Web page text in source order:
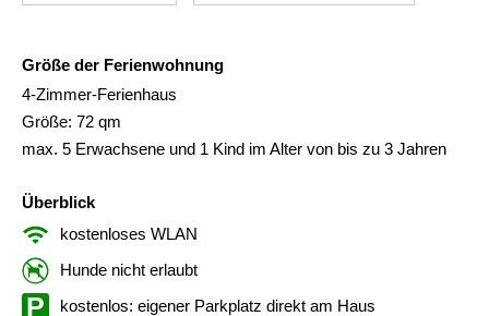
Größe der Ferienwohnung
4-Zimmer-Ferienhaus
Größe: 72 qm
max. 5 Erwachsene und 1 Kind im Alter von bis zu 3 Jahren
Überblick
kostenloses WLAN
Hunde nicht erlaubt
kostenlos: eigener Parkplatz direkt am Haus